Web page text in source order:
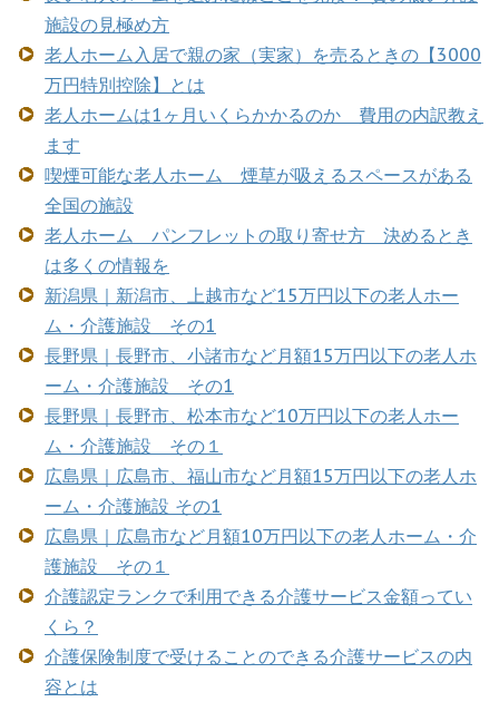
施設の見極め方
老人ホーム入居で親の家（実家）を売るときの【3000
万円特別控除】とは
老人ホームは1ヶ月いくらかかるのか 費用の内訳教え
ます
喫煙可能な老人ホーム 煙草が吸えるスペースがある
全国の施設
老人ホーム パンフレットの取り寄せ方 決めるとき
は多くの情報を
新潟県｜新潟市、上越市など15万円以下の老人ホー
ム・介護施設 その1
長野県｜長野市、小諸市など月額15万円以下の老人ホ
ーム・介護施設 その1
長野県｜長野市、松本市など10万円以下の老人ホー
ム・介護施設 その１
広島県｜広島市、福山市など月額15万円以下の老人ホ
ーム・介護施設 その1
広島県｜広島市など月額10万円以下の老人ホーム・介
護施設 その１
介護認定ランクで利用できる介護サービス金額ってい
くら？
介護保険制度で受けることのできる介護サービスの内
容とは